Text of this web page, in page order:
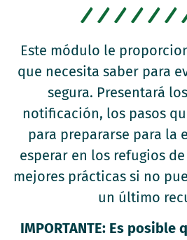
Este módulo le
que necesita saber para
segura. Presentará
notificación, los pasos
para prepararse para la
esperar en los refugios
mejores prácticas si no
un último
IMPORTANTE: Es posible